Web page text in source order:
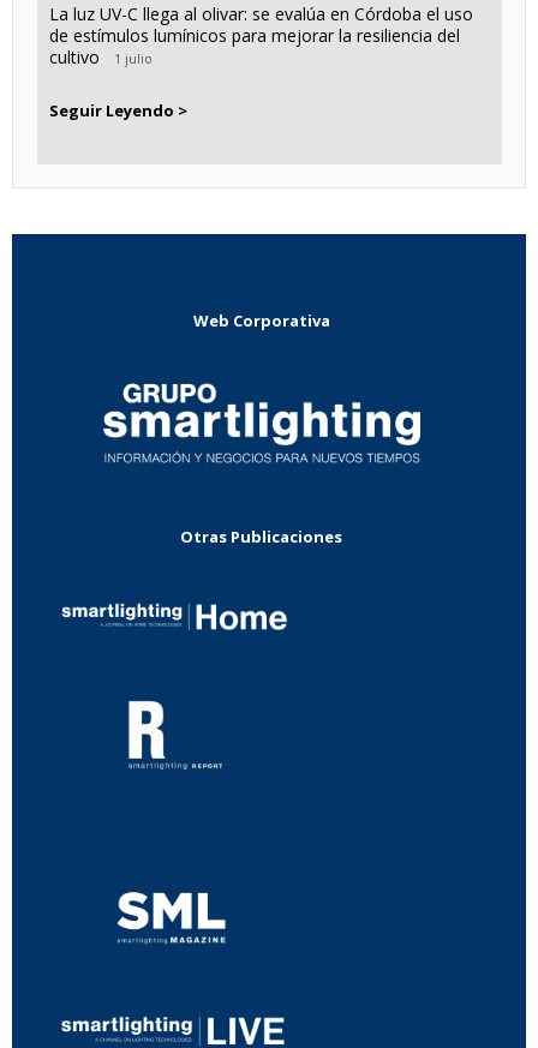
La luz UV-C llega al olivar: se evalúa en Córdoba el uso
de estímulos lumínicos para mejorar la resiliencia del
cultivo
1 julio
Seguir Leyendo >
Web Corporativa
Otras Publicaciones